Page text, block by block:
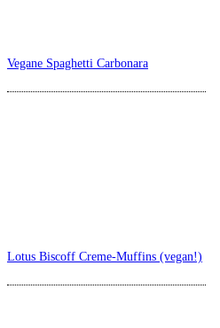
Vegane Spaghetti Carbonara
Lotus Biscoff Creme-Muffins (vegan!)